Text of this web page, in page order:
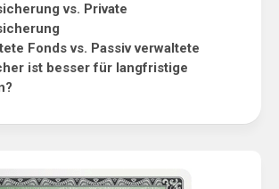
vs. Private
Fonds vs. Passiv verwaltete
ist besser für langfristige